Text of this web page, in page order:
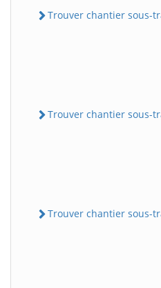
Trouver chantier sous-
Trouver chantier sous-
Trouver chantier sous-